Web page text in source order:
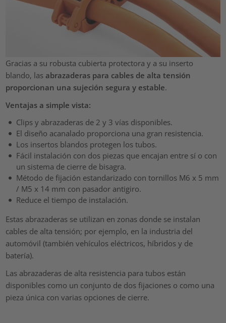
Gracias a su robusta cubierta protectora y a su inserto
blando, las abrazaderas para cables de alta tensión
proporcionan una sujeción segura y estable.
Ventajas a simple vista:
Clips y abrazaderas de 2 y 3 vías disponibles.
El diseño acanalado proporciona una gran resistencia.
Los insertos blandos protegen los tubos.
Fácil instalación con dos piezas que encajan entre sí o con
un sistema de cierre de bisagra.
Método de fijación estandarizado con tornillos M6 x 5 mm
/ M5 x 14 mm con pasador antigiro.
Reduce el tiempo de instalación.
Estas abrazaderas se utilizan en zonas donde se instalan
cables de alta tensión; por ejemplo, en la industria del
automóvil (también vehículos eléctricos, híbridos y de
batería).
Las abrazaderas de alta resistencia para tubos están
disponibles como un conjunto de dos fijaciones o como una
pieza única con varias opciones de cierre.